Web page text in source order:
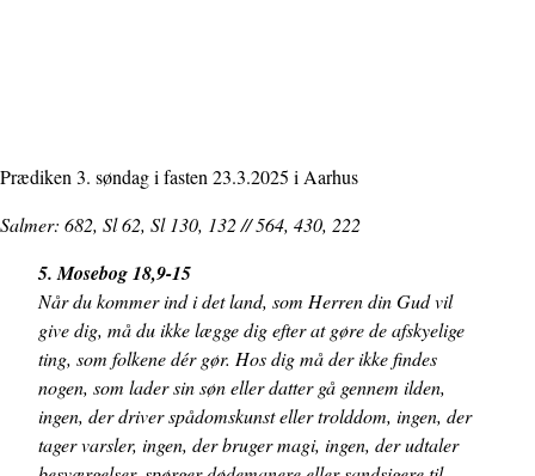
Prædiken 3. søndag i fasten 23.3.2025 i Aarhus
Salmer: 682, Sl 62, Sl 130, 132 // 564, 430, 222
5. Mosebog 18,9-15
Når du kommer ind i det land, som Herren din Gud vil
give dig, må du ikke lægge dig efter at gøre de afskyelige
ting, som folkene dér gør. Hos dig må der ikke findes
nogen, som lader sin søn eller datter gå gennem ilden,
ingen, der driver spådomskunst eller trolddom, ingen, der
tager varsler, ingen, der bruger magi, ingen, der udtaler